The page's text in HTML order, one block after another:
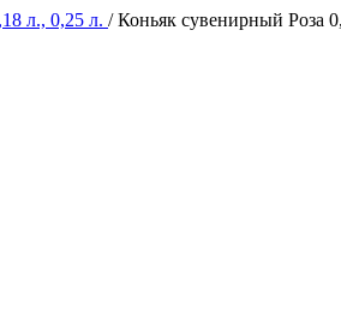
л., 0,25 л. /Коньяк сувенирный Роза